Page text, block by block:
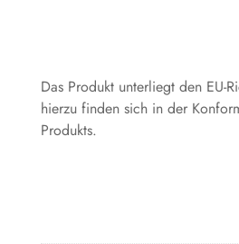
Das Produkt unterliegt den EU-
hierzu finden sich in der
Produkts.